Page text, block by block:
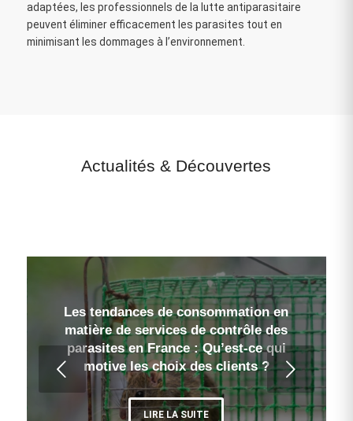
adaptées, les professionnels de la lutte antiparasitaire
peuvent éliminer efficacement les parasites tout en
minimisant les dommages à l’environnement.
Actualités& Découvertes
Les tendances de consommation en
matière de services de contrôle des
parasites en France : Qu’est-ce qui
motive les choix des clients ?
LIRE LA SUITE
La montée en puissance des
technologies innovantes dans le
contrôle des parasites en France :
Quelles sont les nouvelles frontières ?
LIRE LA SUITE
Suivant